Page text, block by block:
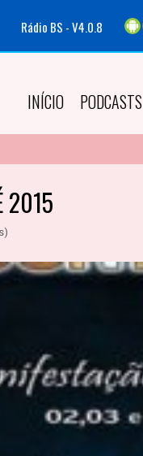
Rádio BS - V4.0.8
INÍCIO PODCASTS
2015